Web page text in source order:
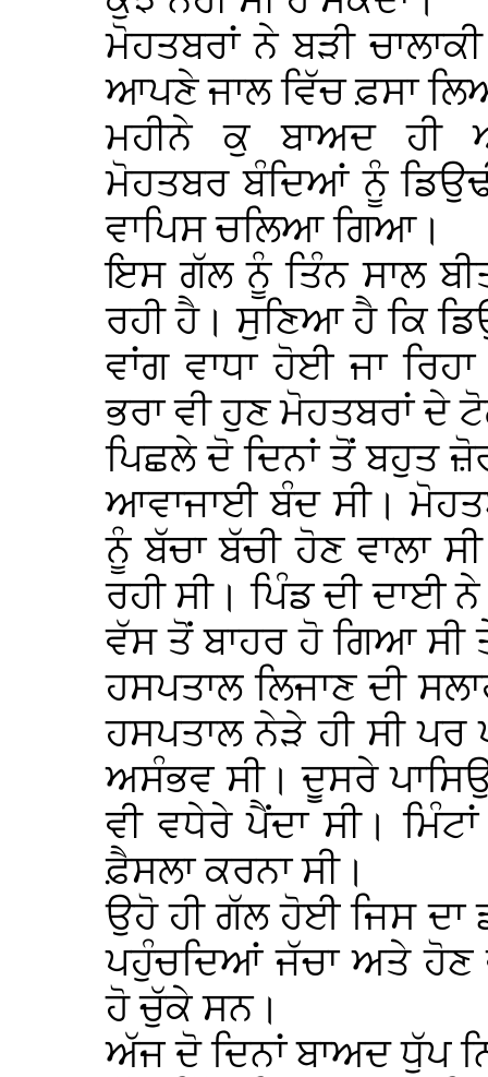
ਮੋਹਤਬਰਾਂ ਨੇ ਬੜੀ
ਆਪਣੇ ਜਾਲ ਵਿੱਚ ਫ਼ਸਾ
ਮਹੀਨੇ ਕੁ ਬਾਅਦ ਹੀ
ਮੋਹਤਬਰ ਬੰਦਿਆਂ ਨੂੰ
ਵਾਪਿਸ ਚਲਿਆ ਗਿਆ।
ਇਸ ਗੱਲ ਨੂੰ ਤਿੰਨ ਸਾਲ
ਰਹੀ ਹੈ। ਸੁਣਿਆ ਹੈ ਕਿ
ਵਾਂਗ ਵਾਧਾ ਹੋਈ ਜਾ
ਭਰਾ ਵੀ ਹੁਣ ਮੋਹਤਬਰਾਂ ਦੇ
ਪਿਛਲੇ ਦੋ ਦਿਨਾਂ ਤੋਂ ਬਹੁਤ
ਆਵਾਜਾਈ ਬੰਦ ਸੀ।
ਨੂੰ ਬੱਚਾ ਬੱਚੀ ਹੋਣ ਵਾਲਾ
ਰਹੀ ਸੀ। ਪਿੰਡ ਦੀ ਦਾਈ
ਵੱਸ ਤੋਂ ਬਾਹਰ ਹੋ ਗਿਆ ਸੀ
ਹਸਪਤਾਲ ਲਿਜਾਣ ਦੀ
ਹਸਪਤਾਲ ਨੇੜੇ ਹੀ ਸੀ
ਅਸੰਭਵ ਸੀ। ਦੂਸਰੇ
ਵੀ ਵਧੇਰੇ ਪੈਂਦਾ ਸੀ।
ਫ਼ੈਸਲਾ ਕਰਨਾ ਸੀ।
ਉਹੋ ਹੀ ਗੱਲ ਹੋਈ ਜਿਸ ਦਾ
ਪਹੁੰਚਦਿਆਂ ਜੱਚਾ ਅਤੇ ਹੋਣ
ਹੋ ਚੁੱਕੇ ਸਨ।
ਅੱਜ ਦੋ ਦਿਨਾਂ ਬਾਅਦ ਧੁੱਪ